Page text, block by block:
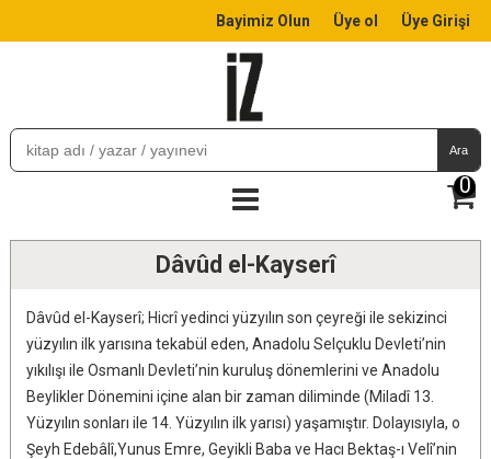
Bayimiz Olun Üye ol Üye Girişi
Ara
0
Dâvûd el-Kayserî
Dâvûd el-Kayserî; Hicrî yedinci yüzyılın son çeyreği ile sekizinci
yüzyılın ilk yarısına tekabül eden, Anadolu Selçuklu Devleti’nin
yıkılışı ile Osmanlı Devleti’nin kuruluş dönemlerini ve Anadolu
Beylikler Dönemini içine alan bir zaman diliminde (Miladî 13.
Yüzyılın sonları ile 14. Yüzyılın ilk yarısı) yaşamıştır. Dolayısıyla, o
Şeyh Edebâlî,Yunus Emre, Geyikli Baba ve Hacı Bektaş-ı Velî’nin